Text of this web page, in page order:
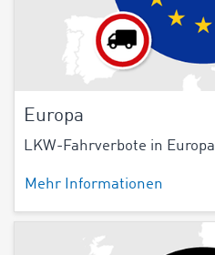
Europa
LKW-Fahrverbote in Europa
Mehr Informationen